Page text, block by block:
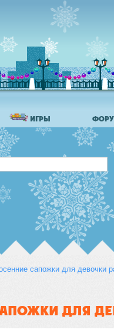
ИГРЫ
сапожки для девочки
ДЛЯ